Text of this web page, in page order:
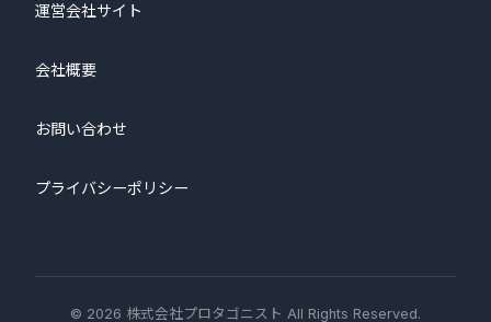
運営会社サイト
会社概要
お問い合わせ
プライバシーポリシー
© 2026 株式会社プロタゴニスト All Rights Reserved.